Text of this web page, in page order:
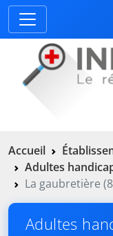
Accueil
Adultes
La gaubretière
Adultes